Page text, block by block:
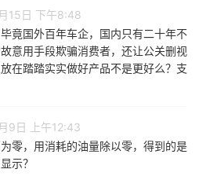
15日 下午8:48
竟国外百年车企，国内只有二十年不
意用手段欺骗消费者，还让公关删视
在踏踏实实做好产品不是更好么？支
9日 上午12:43
零，用消耗的油量除以零，得到的是
示？